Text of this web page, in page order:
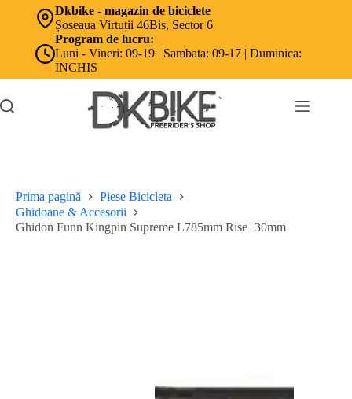
Dkbike - magazin de biciclete
Șoseaua Virtuții 46Bis, Sector 6
Program de lucru:
Luni - Vineri: 09-19 | Sambata: 09-17 | Duminica:
INCHIS
Prima pagină
Piese Bicicleta
Ghidoane & Accesorii
Ghidon Funn Kingpin Supreme L785mm Rise+30mm